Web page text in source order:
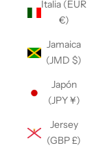
Italia (EUR
€)
Jamaica
(JMD $)
Japón
(JPY ¥)
Jersey
(GBP £)